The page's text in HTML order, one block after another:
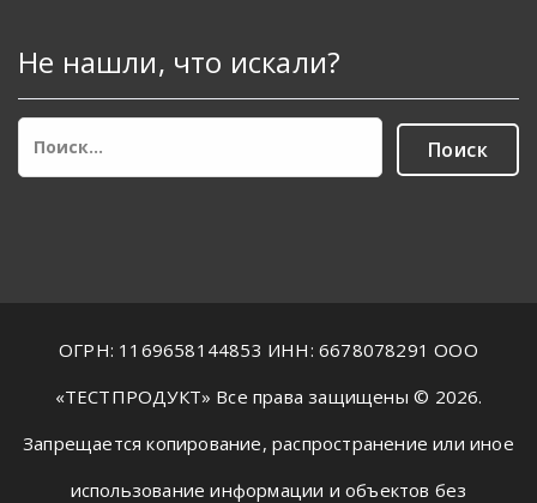
Не нашли, что искали?
Найти:
ОГРН: 1169658144853 ИНН: 6678078291 ООО
«ТЕСТПРОДУКТ» Все права защищены © 2026.
Запрещается копирование, распространение или иное
использование информации и объектов без